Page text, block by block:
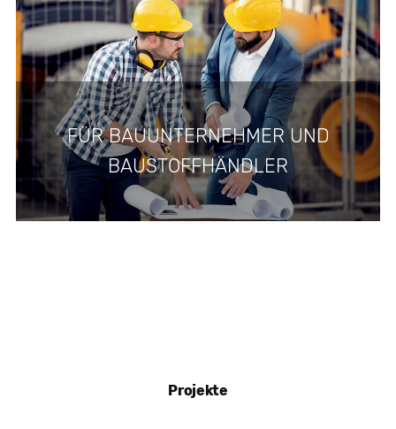
FÜR BAUUNTERNEHMER UND
BAUSTOFFHÄNDLER
Projekte